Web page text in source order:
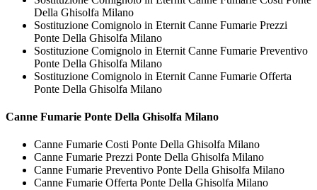
Della Ghisolfa Milano
Sostituzione Comignolo in Eternit Canne Fumarie Prezzi
Ponte Della Ghisolfa Milano
Sostituzione Comignolo in Eternit Canne Fumarie Preventivo
Ponte Della Ghisolfa Milano
Sostituzione Comignolo in Eternit Canne Fumarie Offerta
Ponte Della Ghisolfa Milano
Canne Fumarie Ponte Della Ghisolfa Milano
Canne Fumarie Costi Ponte Della Ghisolfa Milano
Canne Fumarie Prezzi Ponte Della Ghisolfa Milano
Canne Fumarie Preventivo Ponte Della Ghisolfa Milano
Canne Fumarie Offerta Ponte Della Ghisolfa Milano